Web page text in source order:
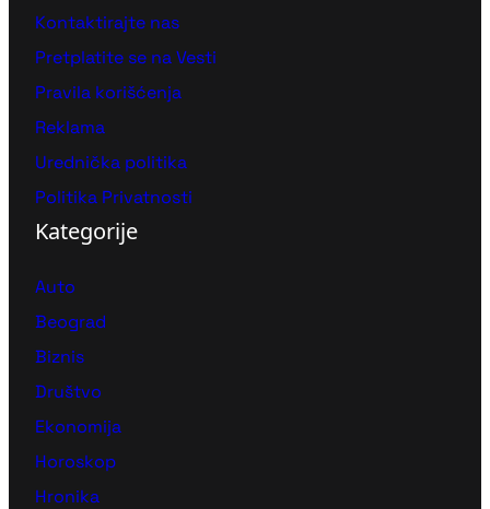
Kontaktirajte nas
Pretplatite se na Vesti
Pravila korišćenja
Reklama
Urednička politika
Politika Privatnosti
Kategorije
Auto
Beograd
Biznis
Društvo
Ekonomija
Horoskop
Hronika